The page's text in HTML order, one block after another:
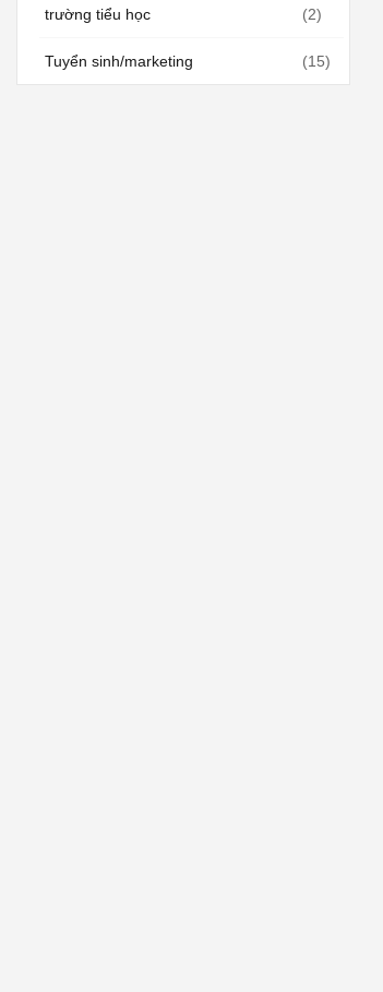
trường tiểu học (2)
Tuyển sinh/marketing (15)